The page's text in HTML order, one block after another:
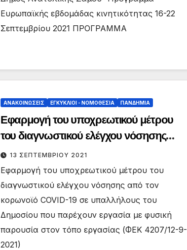
Ευρωπαϊκής εβδομάδας κινητικότητας 16-22
Σεπτεμβρίου 2021 ΠΡΟΓΡΑΜΜΑ
ΑΝΑΚΟΙΝΏΣΕΙΣ ΕΓΚΎΚΛΙΟΙ - ΝΟΜΟΘΕΣΊΑ ΠΑΝΔΗΜΊΑ
Εφαρμογή του υποχρεωτικού μέτρου
του διαγνωστικού ελέγχου νόσησης
από τον κορωνοϊό COVID-19 σε
υπαλλήλους του Δημοσίου που
παρέχουν εργασία με φυσική παρουσία
στον τόπο εργασίας
13 ΣΕΠΤΕΜΒΡΊΟΥ 2021
Εφαρμογή του υποχρεωτικού μέτρου του
διαγνωστικού ελέγχου νόσησης από τον
κορωνοϊό COVID-19 σε υπαλλήλους του
Δημοσίου που παρέχουν εργασία με φυσική
παρουσία στον τόπο εργασίας (ΦΕΚ 4207/12-9-
2021)